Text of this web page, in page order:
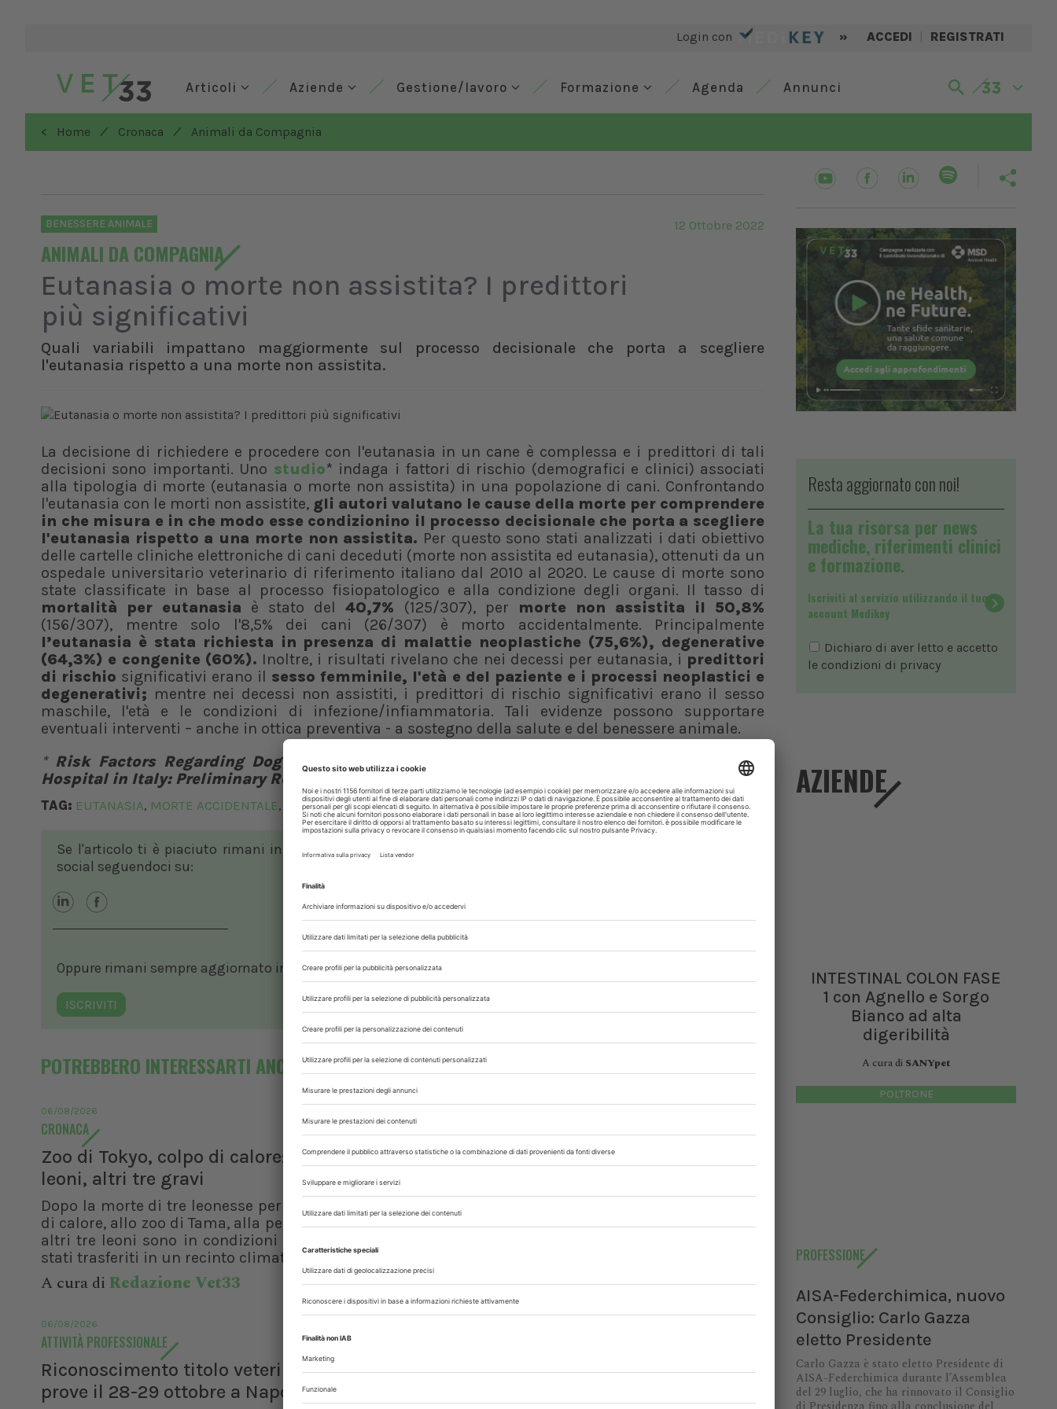
Login con » ACCEDI | REGISTRATI
Articoli Aziende Gestione/lavoro Formazione Agenda Annunci
< Home / Cronaca / Animali da Compagnia
BENESSERE ANIMALE
ANIMALI DA COMPAGNIA
12 Ottobre 2022
Eutanasia o morte non assistita? I predittori
più significativi
Quali variabili impattano maggiormente sul processo decisionale che porta a scegliere
l'eutanasia rispetto a una morte non assistita.
La decisione di richiedere e procedere con l'eutanasia in un cane è complessa e i predittori di tali
decisioni sono importanti. Uno studio* indaga i fattori di rischio (demografici e clinici) associati
alla tipologia di morte (eutanasia o morte non assistita) in una popolazione di cani. Confrontando
l'eutanasia con le morti non assistite, gli autori valutano le cause della morte per comprendere
in che misura e in che modo esse condizionino il processo decisionale che porta a scegliere
l'eutanasia rispetto a una morte non assistita. Per questo sono stati analizzati i dati obiettivo
delle cartelle cliniche elettroniche di cani deceduti (morte non assistita ed eutanasia), ottenuti da un
ospedale universitario veterinario di riferimento italiano dal 2010 al 2020. Le cause di morte sono
state classificate in base al processo fisiopatologico e alla condizione degli organi. Il tasso di
mortalità per eutanasia è stato del40,7% (125/307), per morte non assistita il 50,8%
(156/307), mentre solo l'8,5% dei cani (26/307) è morto accidentalmente. Principalmente
l’eutanasia è stata richiesta in presenza di malattie neoplastiche (75,6%), degenerative
(64,3%) e congenite (60%). Inoltre, i risultati rivelano che nei decessi per eutanasia, i predittori
di rischio significativi erano il sesso femminile, l'età e del paziente e i processi neoplastici e
degenerativi; mentre nei decessi non assistiti, i predittori di rischio significativi erano il sesso
maschile, l'età e le condizioni di infezione/infiammatoria. Tali evidenze possono supportare
eventuali interventi – anche in ottica preventiva - a sostegno della salute e del benessere animale.
* Risk Factors Regarding Dog Euthanasia and Causes of Death at a Veterinary Teaching
Hospital in Italy: Preliminary Results
TAG: EUTANASIA, MORTE ACCIDENTALE, MORTE NON ASSISTITA
Se l'articolo ti è piaciuto rimani in contatto con noi sui nostri canali
social seguendoci su:
Oppure rimani sempre aggiornato in ambito veterinario, iscrivendoti alla nostra newsletter!
ISCRIVITI
POTREBBERO INTERESSARTI ANCHE
06/08/2026
CRONACA
Zoo di Tokyo, colpo di calore: morti tre
leoni, altri tre gravi
Dopo la morte di tre leonesse per sospetto colpo
di calore, allo zoo di Tama, alla periferia di Tokyo,
altri tre leoni sono in condizioni critiche e sono
stati trasferiti in un recinto climatizzato....
A cura di Redazione Vet33
CLINICA
Obesità nel cane, come costruire un
Dalla definizione del peso ideale al calcolo del
fabbisogno energetico, fino al mantenimento
A cura diRedazione Vet33
06/08/2026
ATTIVITÀ PROFESSIONALE
Riconoscimento titolo veterinario estero,
prove il 28-29 ottobre a Napoli
AI Act, formazione Ecm obbligatoria
Resta aggiornato con noi!
La tua risorsa per news
mediche, riferimenti clinici
e formazione.
Iscriviti al servizio utilizzando il tuo
account Medikey
Dichiaro di aver letto e accetto
le condizioni di privacy
AZIENDE
INTESTINAL COLON FASE
1 con Agnello e Sorgo
Bianco ad alta
digeribilità
A cura di SANYpet
POLTRONE
PROFESSIONE
AISA-Federchimica, nuovo
Consiglio: Carlo Gazza
eletto Presidente
Carlo Gazza è stato eletto Presidente di
AISA-Federchimica durante l’Assemblea
del 29 luglio, che ha rinnovato il Consiglio